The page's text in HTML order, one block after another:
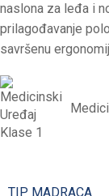
naslona za leđa i
prilagođavanje
savršenu
TIP MADRACA